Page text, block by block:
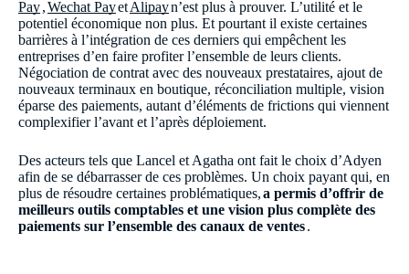
Pay,Wechat PayetAlipayn’est plus à prouver. L’utilité et le
potentiel économique non plus. Et pourtant il existe certaines
barrières à l’intégration de ces derniers qui empêchent les
entreprises d’en faire profiter l’ensemble de leurs clients.
Négociation de contrat avec des nouveaux prestataires, ajout de
nouveaux terminaux en boutique, réconciliation multiple, vision
éparse des paiements, autant d’éléments de frictions qui viennent
complexifier l’avant et l’après déploiement.
Des acteurs tels que Lancel et Agatha ont fait le choix d’Adyen
afin de se débarrasser de ces problèmes. Un choix payant qui, en
plus de résoudre certaines problématiques,a permis d’offrir de
meilleurs outils comptables et une vision plus complète des
paiements sur l’ensemble des canaux de ventes.